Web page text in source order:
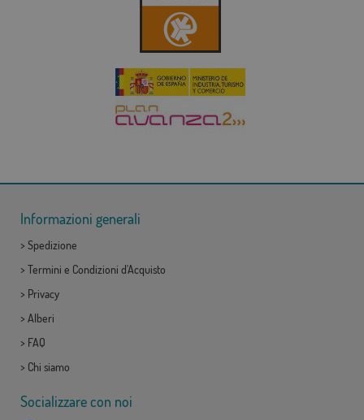
Informazioni generali
> Spedizione
> Termini e Condizioni d'Acquisto
> Privacy
> Alberi
> FAQ
> Chi siamo
Socializzare con noi